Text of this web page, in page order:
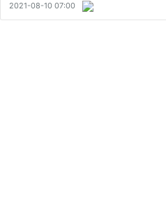
しいパティが楽しめる、本格グルメバーガー
が人…
2021-08-10 07:00